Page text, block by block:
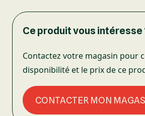
Ce produit vous intéresse
Contactez votre magasin pour
disponibilité et le prix de ce
CONTACTER MON